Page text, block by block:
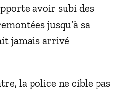
avoir subi des
jusqu’à sa
jamais arrivé
la police ne cible pas